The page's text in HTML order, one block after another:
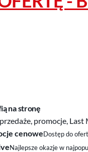
na stronę
promocje,
cenoweDostęp do
Najlepsze okazje w